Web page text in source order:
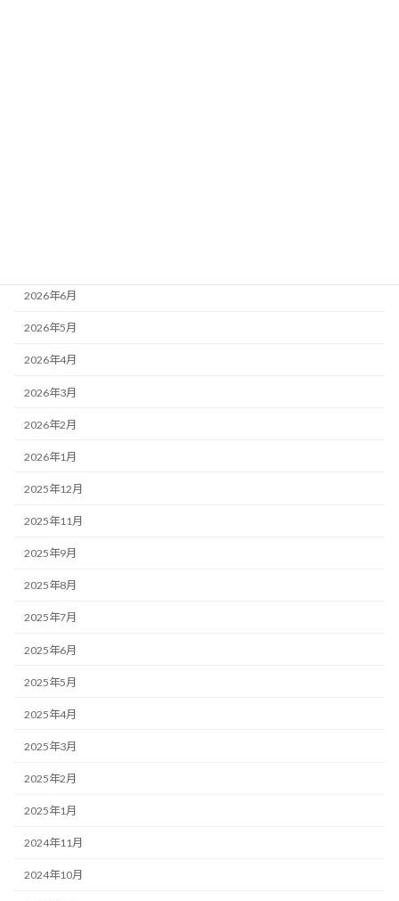
2026年6月
2026年5月
2026年4月
2026年3月
2026年2月
2026年1月
2025年12月
2025年11月
2025年9月
2025年8月
2025年7月
2025年6月
2025年5月
2025年4月
2025年3月
2025年2月
2025年1月
2024年11月
2024年10月